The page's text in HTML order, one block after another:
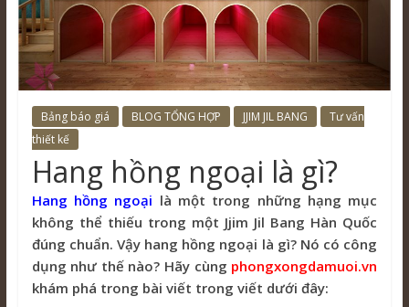
Bảng báo giá BLOG TỔNG HỢP JJIM JIL BANG
Tư vấn
thiết kế
Hang hồng ngoại là gì?
Hang hồng ngoại là một trong những hạng mục
không thể thiếu trong một Jjim Jil Bang Hàn Quốc
đúng chuẩn. Vậy hang hồng ngoại là gì? Nó có công
dụng như thế nào? Hãy cùng phongxongdamuoi.vn
khám phá trong bài viết trong viết dưới đây: